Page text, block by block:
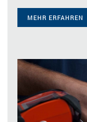
MEHR ERFAHREN